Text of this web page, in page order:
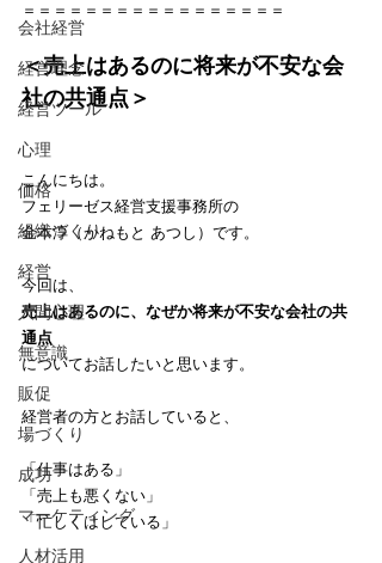
会社経営
経営理念
経営ツール
心理
価格
組織づくり
経営
人間心理
無意識
販促
場づくり
成功
マーケティング
人材活用
＝＝＝＝＝＝＝＝＝＝＝＝＝＝＝＝＝
＜売上はあるのに将来が不安な会
社の共通点＞
こんにちは。
フェリーゼス経営支援事務所の
金本淳（かねもと あつし）です。
今回は、
売上はあるのに、なぜか将来が不安な会社の共
通点
についてお話したいと思います。
経営者の方とお話していると、
「仕事はある」
「売上も悪くない」
「忙しくはしている」